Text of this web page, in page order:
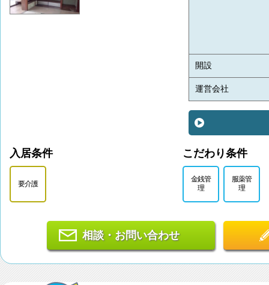
開設
運営会社
入居条件
要介護
こだわり条件
金銭管
理
服薬管
理
相談・お問い合わせ